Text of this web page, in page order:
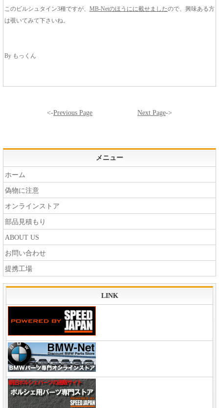
このビルシュタイン3種ですが、 MB-Netのほうにに載せましたので、興味ある方
は覗いてみて下さいね。
By もっくん
<-Previous Page Next Page->
メニュー
ホーム
偽物に注意
オンラインストア
部品見積もり
ABOUT US
お問い合わせ
提携工場
LINK